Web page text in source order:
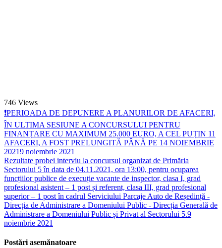
746 Views
❗PERIOADA DE DEPUNERE A PLANURILOR DE AFACERI,
ÎN ULTIMA SESIUNE A CONCURSULUI PENTRU
FINANȚARE CU MAXIMUM 25.000 EURO, A CEL PUȚIN 11
AFACERI, A FOST PRELUNGITĂ PÂNĂ PE 14 NOIEMBRIE
20219 noiembrie 2021
Rezultate probei interviu la concursul organizat de Primăria
Sectorului 5 în data de 04.11.2021, ora 13:00, pentru ocuparea
funcțiilor publice de execuție vacante de inspector, clasa I, grad
profesional asistent – 1 post și referent, clasa III, grad profesional
superior – 1 post în cadrul Serviciului Parcaje Auto de Reședință -
Direcția de Administrare a Domeniului Public - Direcția Generală de
Administrare a Domeniului Public și Privat al Sectorului 5.9
noiembrie 2021
Postări asemănatoare